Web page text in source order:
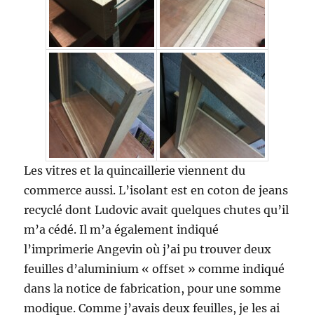
Les vitres et la quincaillerie viennent du
commerce aussi. L’isolant est en coton de jeans
recyclé dont Ludovic avait quelques chutes qu’il
m’a cédé. Il m’a également indiqué
l’imprimerie Angevin où j’ai pu trouver deux
feuilles d’aluminium « offset » comme indiqué
dans la notice de fabrication, pour une somme
modique. Comme j’avais deux feuilles, je les ai